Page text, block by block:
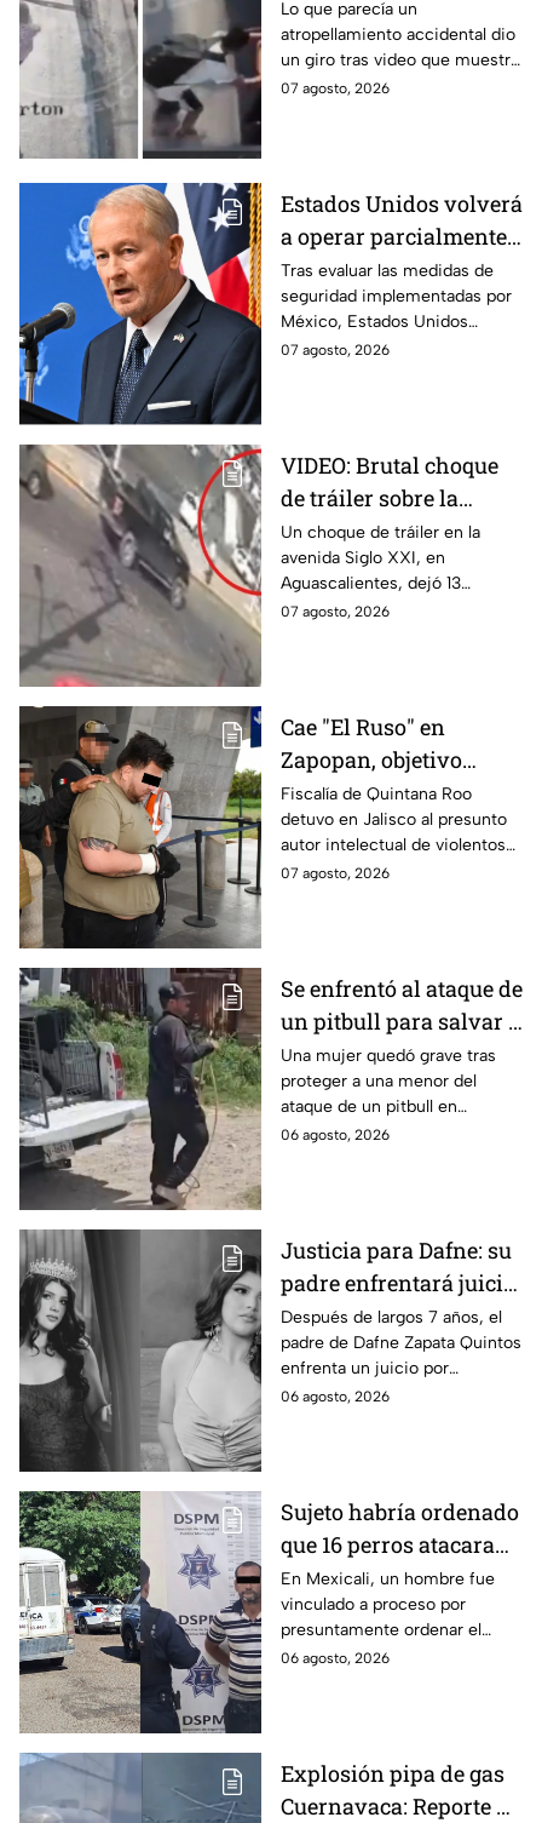
muere atropellado por
tráiler; joven lo empujó
en Monterrey
Lo que parecía un
atropellamiento accidental dio
un giro tras video que muestra
cómo un joven empujó a
07 agosto, 2026
Estados Unidos volverá
a operar parcialmente
en Michoacán tras
suspensión por
motivos de seguridad
Tras evaluar las medidas de
seguridad implementadas por
México, Estados Unidos
reanudará parcialmente sus
07 agosto, 2026
VIDEO: Brutal choque
de tráiler sobre la
avenida Siglo XXI en
Aguascalientes deja
varios heridos y
destrozos
Un choque de tráiler en la
avenida Siglo XXI, en
Aguascalientes, dejó 13
heridos y varios vehículos
07 agosto, 2026
Cae "El Ruso" en
Zapopan, objetivo
prioritario en Playa del
Carmen
Fiscalía de Quintana Roo
detuvo en Jalisco al presunto
autor intelectual de violentos
ataques en fraccionamientos
07 agosto, 2026
Se enfrentó al ataque de
un pitbull para salvar a
una menor; hoy lucha
por su vida en Zapopan
Una mujer quedó grave tras
proteger a una menor del
ataque de un pitbull en
Zapopan; la víctima sufrió
06 agosto, 2026
Justicia para Dafne: su
padre enfrentará juicio
por presunto abuso
cometido en 2019 en
Tamaulipas
Después de largos 7 años, el
padre de Dafne Zapata Quintos
enfrenta un juicio por
presuntamente abusar de la
06 agosto, 2026
Sujeto habría ordenado
que 16 perros atacaran
a su hermana con
discapacidad en
Mexicali, BC
En Mexicali, un hombre fue
vinculado a proceso por
presuntamente ordenar el
ataque de 16 perros contra su
06 agosto, 2026
Explosión pipa de gas
Cuernavaca: Reporte de